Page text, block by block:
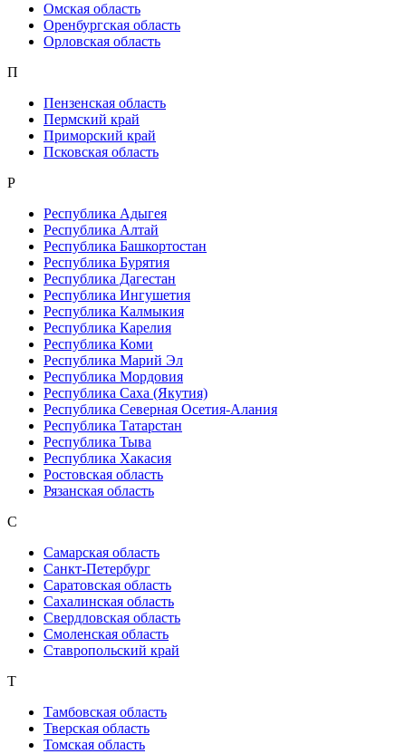
Омская область
Оренбургская область
Орловская область
П
Пензенская область
Пермский край
Приморский край
Псковская область
Р
Республика Адыгея
Республика Алтай
Республика Башкортостан
Республика Бурятия
Республика Дагестан
Республика Ингушетия
Республика Калмыкия
Республика Карелия
Республика Коми
Республика Марий Эл
Республика Мордовия
Республика Саха (Якутия)
Республика Северная Осетия-Алания
Республика Татарстан
Республика Тыва
Республика Хакасия
Ростовская область
Рязанская область
С
Самарская область
Санкт-Петербург
Саратовская область
Сахалинская область
Свердловская область
Смоленская область
Ставропольский край
Т
Тамбовская область
Тверская область
Томская область